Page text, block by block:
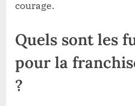
courage.
Quels sont les
pour la
?